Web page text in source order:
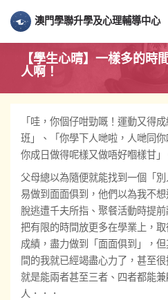
澳門學聯升學及心理輔導中心
【學生心晴】一樣多的時
人啊！
「哇，你個仔咁勁嘅！運動又得
班」、「你學下人哋啦，人哋同
你成日做得呢樣又做唔好嗰樣甘」
父母總以為隨便就能找到一個「
易做到面面俱到，他們以為我不
脫逃遭千夫所指、聚餐活動時提
把有限的時間放更多在學業上，
成績，盡力做到「面面俱到」，
間的我就已經竭盡心力了，甚至
就是能兩者甚至三者、四者都能
人．．．